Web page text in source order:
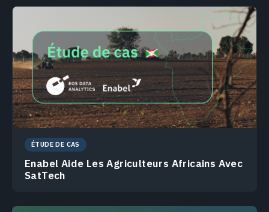
ÉTUDE DE CAS
Enabel Aide Les Agriculteurs Africains Avec
SatTech